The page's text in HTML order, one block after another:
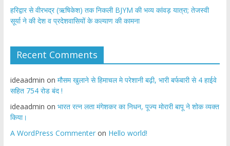
​हरिद्वार से वीरभद्र (ऋषिकेश) तक निकली BJYM की भव्य कांवड़ यात्रा; तेजस्वी
सूर्या ने की देश व प्रदेशवासियों के कल्याण की कामना
Recent Comments
ideaadmin on मौसम खुलाने से हिमाचल मे परेशानी बढ़ी, भारी बर्फबारी से 4 हाईवे
सहित 754 रोड बंद !
ideaadmin on भारत रत्न लता मंगेशकर का निधन, पूज्य मोरारी बापू ने शोक व्यक्त
किया।
A WordPress Commenteron Hello world!